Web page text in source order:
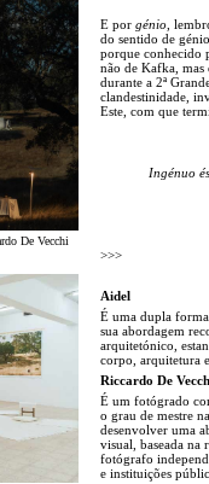
De Vecchi
E por génio ,
do sentido de
porque conhecido
não de Kafka, mas
durante a 2ª
clandestinidade,
Este, com que
Ingénuo
>>>
Aidel
É uma dupla
sua abordagem
arquitetónico,
corpo, arquitetura
Riccardo De
É um fotógrado
o grau de mestre
desenvolver uma
visual, baseada na
fotógrafo
e instituições